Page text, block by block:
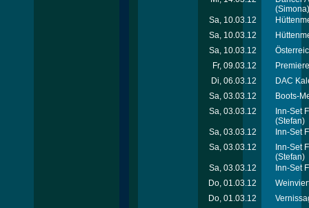
(Simona)
Sa, 10.03.12
Sa, 10.03.12
Sa, 10.03.12
Fr, 09.03.12
Di, 06.03.12
DAC
Sa, 03.03.12
Boots-
Sa, 03.03.12
Inn-Set
(Stefan)
Sa, 03.03.12
Inn-Set
Sa, 03.03.12
Inn-Set
(Stefan)
Sa, 03.03.12
Inn-Set
Do, 01.03.12
Do, 01.03.12